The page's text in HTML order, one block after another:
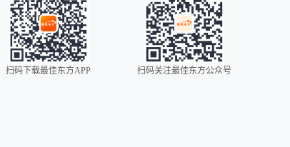
扫码下载最佳东方APP 扫码关注最佳东方公众号